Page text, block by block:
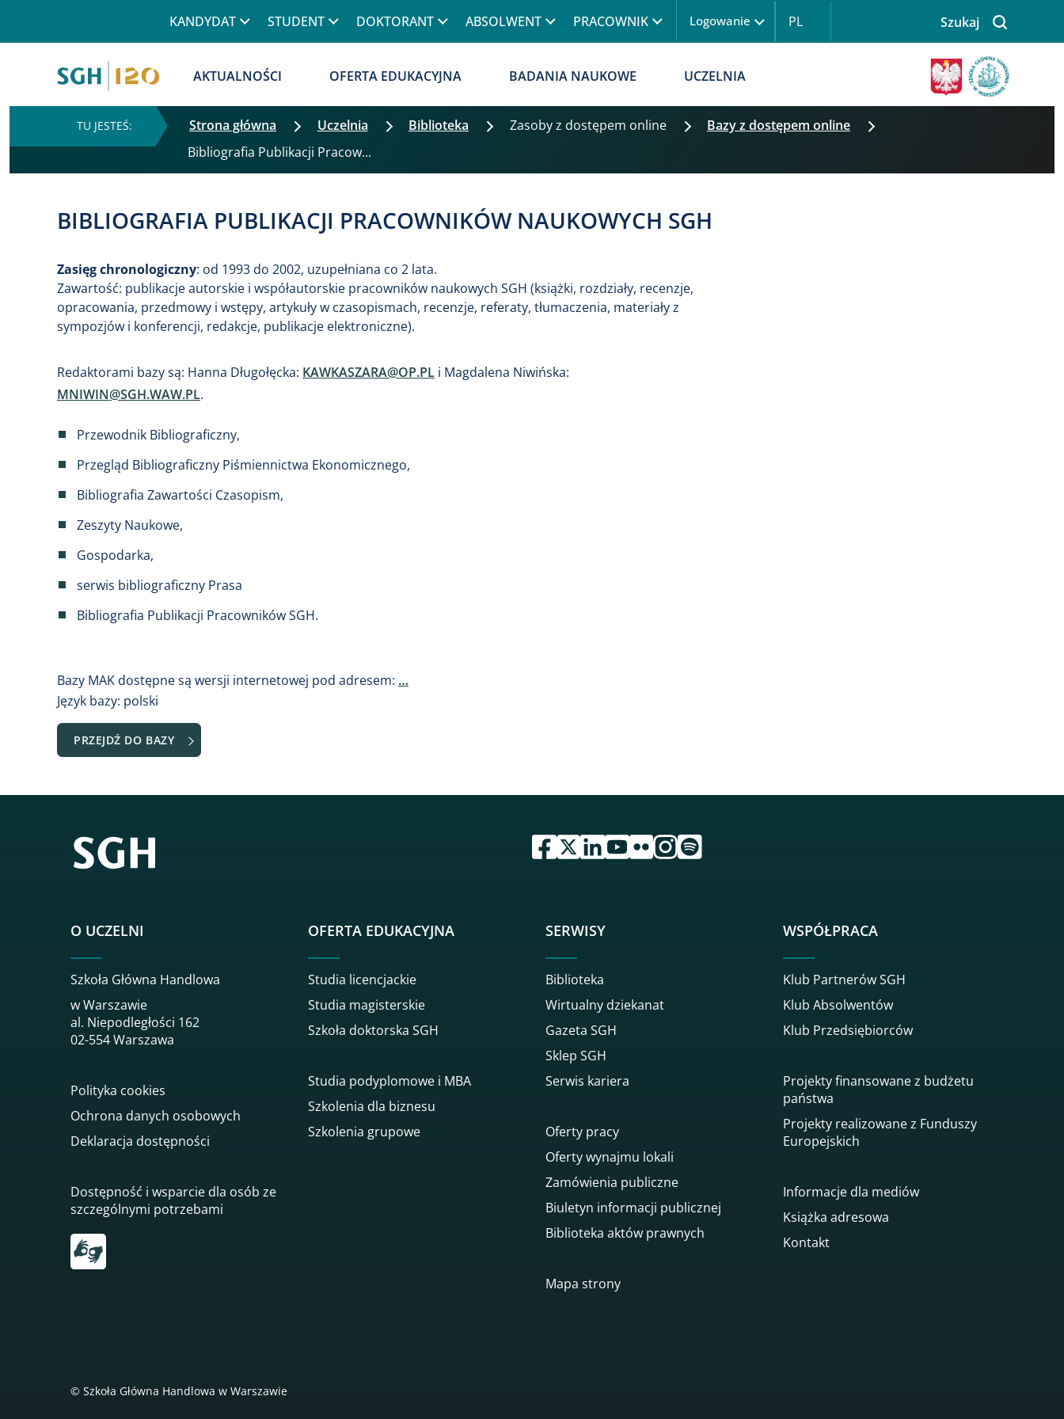
KANDYDAT STUDENT DOKTORANT ABSOLWENT PRACOWNIK Menu logowanie
Logowanie PL
Szukaj
AKTUALNOŚCI
OFERTA EDUKACYJNA BADANIA NAUKOWE UCZELNIA
Obraz
Strona główna Uczelnia Biblioteka Zasoby z dostępem online
Bazy z dostępem online
Bibliografia Publikacji Pracow...
BIBLIOGRAFIA PUBLIKACJI PRACOWNIKÓW NAUKOWYCH SGH
Zasięg chronologiczny: od 1993 do 2002, uzupełniana co 2 lata.
Zawartość: publikacje autorskie i współautorskie pracowników naukowych SGH (książki, rozdziały, recenzje,
opracowania, przedmowy i wstępy, artykuły w czasopismach, recenzje, referaty, tłumaczenia, materiały z
sympozjów i konferencji, redakcje, publikacje elektroniczne).
Redaktorami bazy są: Hanna Długołęcka: KAWKASZARA@OP.PL i Magdalena Niwińska:
MNIWIN@SGH.WAW.PL.
Przewodnik Bibliograficzny,
Przegląd Bibliograficzny Piśmiennictwa Ekonomicznego,
Bibliografia Zawartości Czasopism,
Zeszyty Naukowe,
Gospodarka,
serwis bibliograficzny Prasa
Bibliografia Publikacji Pracowników SGH.
Bazy MAK dostępne są wersji internetowej pod adresem: …
Język bazy: polski
PRZEJDŹ DO BAZY
przejdź do serwisu facebook sgh
przejdź do serwisu twitter sgh
przejdź do serwisu linkedin sgh
przejdź do serwisu youtube sgh
przejdź do serwisu flickr sgh
przejdź do serwisu instagram sgh
przejdź do serwisu spotify sgh
O UCZELNI
Szkoła Główna Handlowa
w Warszawie
al. Niepodległości 162
02-554 Warszawa
Polityka cookies
Ochrona danych osobowych
Deklaracja dostępności
Dostępność i wsparcie dla osób ze
szczególnymi potrzebami
Przekierowanie do tłumacza on-line języka migowego
OFERTA EDUKACYJNA
Studia licencjackie
Studia magisterskie
Szkoła doktorska SGH
Studia podyplomowe i MBA
Szkolenia dla biznesu
Szkolenia grupowe
SERWISY
Biblioteka
Wirtualny dziekanat
Gazeta SGH
Sklep SGH
Serwis kariera
Oferty pracy
Oferty wynajmu lokali
Zamówienia publiczne
Biuletyn informacji publicznej
Biblioteka aktów prawnych
Mapa strony
WSPÓŁPRACA
Klub Partnerów SGH
Klub Absolwentów
Klub Przedsiębiorców
Projekty finansowane z budżetu
państwa
Projekty realizowane z Funduszy
Europejskich
Informacje dla mediów
Książka adresowa
Kontakt
© Szkoła Główna Handlowa w Warszawie